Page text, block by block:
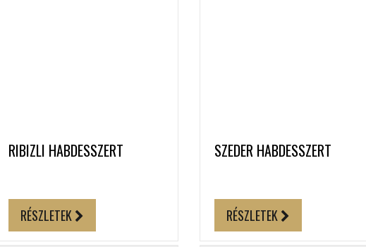
RIBIZLI HABDESSZERT
RÉSZLETEK
SZEDER HABDESSZERT
RÉSZLETEK